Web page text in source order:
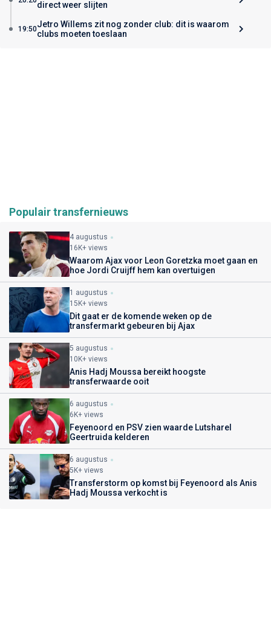
direct weer slijten
19:50Jetro Willems zit nog zonder club: dit is waarom
clubs moeten toeslaan
Populair transfernieuws
4 augustus
16K+ views
Waarom Ajax voor Leon Goretzka moet gaan en
hoe Jordi Cruijff hem kan overtuigen
1 augustus
15K+ views
Dit gaat er de komende weken op de
transfermarkt gebeuren bij Ajax
5 augustus
10K+ views
Anis Hadj Moussa bereikt hoogste
transferwaarde ooit
6 augustus
6K+ views
Feyenoord en PSV zien waarde Lutsharel
Geertruida kelderen
6 augustus
5K+ views
Transferstorm op komst bij Feyenoord als Anis
Hadj Moussa verkocht is